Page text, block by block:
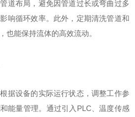
道布局，避免因管道过长或弯曲过多
响循环效率。此外，定期清洗管道和
也能保持流体的高效流动。
设备的实际运行状态，调整工作参
能量管理。通过引入PLC、温度传感